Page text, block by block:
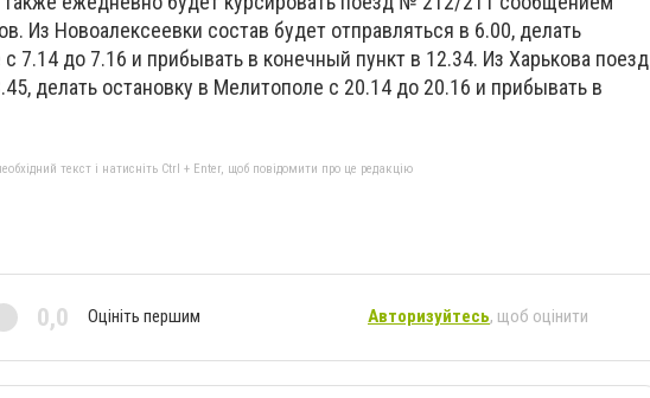
Из Новоалексеевки состав будет отправляться в 6.00, делать
7.14 до 7.16 и прибывать в конечный пункт в 12.34. Из Харькова поезд
делать остановку в Мелитополе с 20.14 до 20.16 и прибывать в
текст і натисніть Ctrl + Enter, щоб повідомити про це редакцію
0,0 Оцініть першим Авторизуйтесь, щоб оцінити